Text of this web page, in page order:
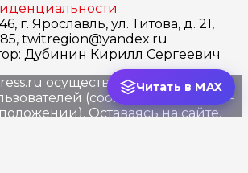
г. Ярославль, ул. Титова, д. 21,
twitregion@yandex.ru
Дубинин Кирилл Сергеевич
осуществляется сбор
(cookie, данные об IP -
Оставаясь на сайте,
Читать в MAX